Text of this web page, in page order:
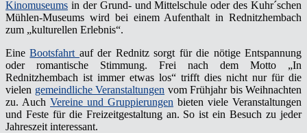
Kinomuseums in der Grund- und Mittelschule oder des Kuhr´schen
Mühlen-Museums wird bei einem Aufenthalt in Rednitzhembach
zum „kulturellen Erlebnis“.
EineBootsfahrt auf der Rednitz sorgt für die nötige Entspannung
oder romantische Stimmung. Frei nach dem Motto „In
Rednitzhembach ist immer etwas los“ trifft dies nicht nur für die
vielen gemeindliche Veranstaltungen vom Frühjahr bis Weihnachten
zu. Auch Vereine und Gruppierungen bieten viele Veranstaltungen
und Feste für die Freizeitgestaltung an. So ist ein Besuch zu jeder
Jahreszeit interessant.